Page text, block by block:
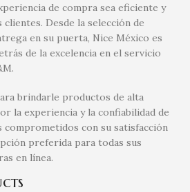
de compra sea eficiente y
Desde la selección de
en su puerta, Nice México es
de la excelencia en el servicio
brindarle productos de alta
la experiencia y la confiabilidad de
comprometidos con su satisfacción
preferida para todas sus
en línea.